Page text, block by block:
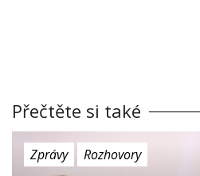
Přečtěte si také
Zprávy Rozhovory